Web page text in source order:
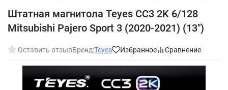
Штатная магнитола Teyes CC3 2K 6/128
Mitsubishi Pajero Sport 3 (2020-2021) (13")
Оставить отзывБренд:Teyes Избранное Сравнение